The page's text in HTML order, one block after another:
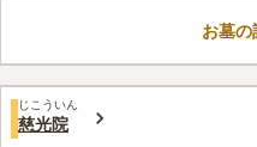
裏側にあり、一般墓は2
口コミ評価
この霊園はまだ誰からも評価されて
お墓の
じこういん
慈光院